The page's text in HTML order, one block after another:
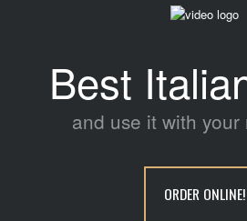
Best
and use it with your
ORDER ONLINE!